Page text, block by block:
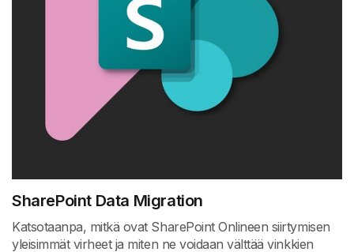
SharePoint Data Migration
Katsotaanpa, mitkä ovat SharePoint Onlineen siirtymisen
yleisimmät virheet ja miten ne voidaan välttää vinkkien